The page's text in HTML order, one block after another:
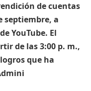
de cuentas
septiembre, a
YouTube. El
de las 3:00 p. m.,
que ha